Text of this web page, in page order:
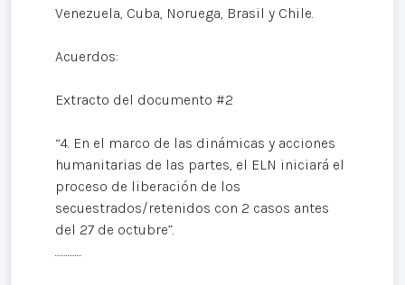
Venezuela, Cuba, Noruega, Brasil y Chile.
Acuerdos:
Extracto del documento #2
“4. En el marco de las dinámicas y acciones
humanitarias de las partes, el ELN iniciará el
proceso de liberación de los
secuestrados/retenidos con 2 casos antes
del 27 de octubre”.
...............